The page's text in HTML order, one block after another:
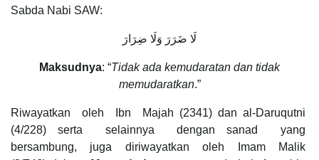
Sabda Nabi SAW:
لَا ضَرَرَ وَلَا ضِرَارَ
Maksudnya: “Tidak ada kemudaratan dan tidak
memudaratkan.”
Riwayatkan oleh Ibn Majah (2341) dan al-Daruqutni
(4/228) serta selainnya dengan sanad yang
bersambung, juga diriwayatkan oleh Imam Malik